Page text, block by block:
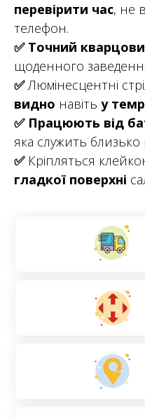
перевірити час, не
телефон.
✅ Точний
щоденного
✅Люмінесцентні
видно навіть у
✅ Працюють від
яка служить близько
✅Кріпляться
гладкої поверхні